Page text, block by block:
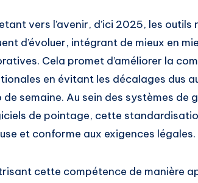
vers l’avenir, d’ici 2025, les
d’évoluer, intégrant de mieux en
Cela promet d’améliorer la
en évitant les décalages dus
de semaine. Au sein des systèmes de
de pointage, cette
et conforme aux exigences légales.
cette compétence de manière